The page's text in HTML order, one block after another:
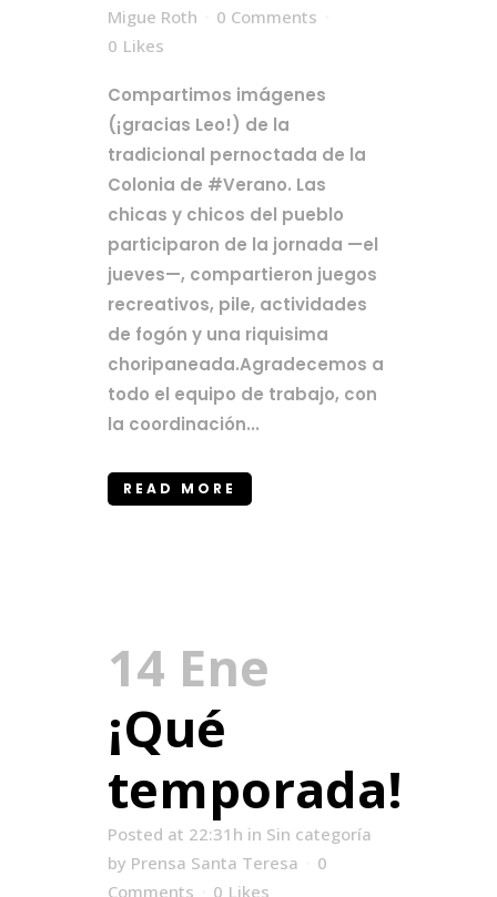
Migue Roth
0 Comments
0 Likes
Compartimos imágenes
(¡gracias Leo!) de la
tradicional pernoctada de la
Colonia de #Verano. Las
chicas y chicos del pueblo
participaron de la jornada —el
jueves—, compartieron juegos
recreativos, pile, actividades
de fogón y una riquisima
choripaneada.Agradecemos a
todo el equipo de trabajo, con
la coordinación...
READ MORE
14 Ene
¡Qué
temporada!
Posted at 22:31h in Sin categoría
by Prensa Santa Teresa
0
Comments
0 Likes